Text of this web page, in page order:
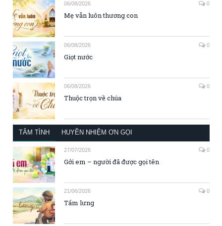
06/08/2026 0
Mẹ vẫn luôn thương con
06/08/2026 0
Giọt nước
06/08/2026 0
Thuộc trọn về chúa
TÂM TÌNH HUYỀN NHIỆM ƠN GỌI
27/07/2026 0
Gởi em – người đã được gọi tên
21/06/2026 0
Tấm lưng